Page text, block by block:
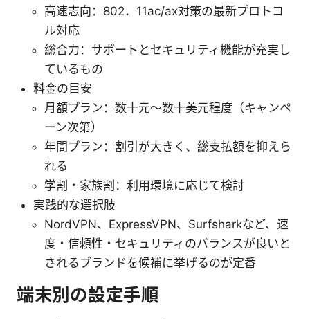
高速志向：802．11ac/ax対策の最新プロトコ
ル対応
総合力：サポートとセキュリティ機能が充実し
ているもの
料金の目安
月額プラン：数十元〜数十美元程度（キャンペ
ーン次第）
年間プラン：割引が大きく、総支払額を抑えら
れる
学割・家族割：利用環境に応じて検討
実践的な選択肢
NordVPN、ExpressVPN、Surfsharkなど、速
度・信頼性・セキュリティのバランスが良いと
されるブランドを候補に挙げるのが定番
端末別の設定手順